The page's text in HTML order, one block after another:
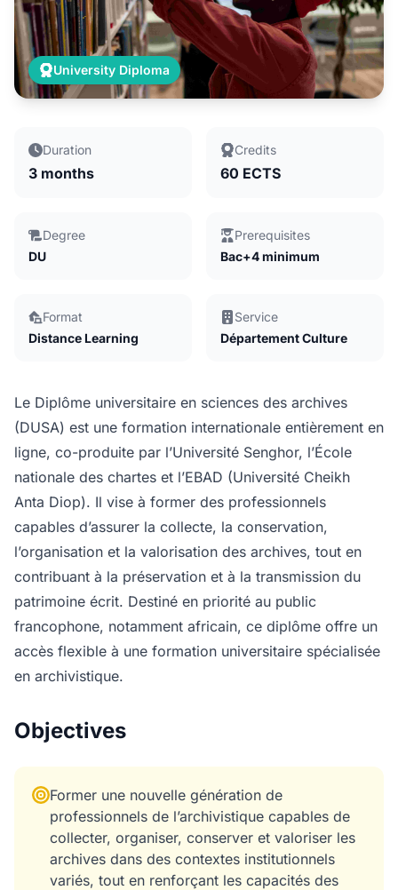
University Diploma
Duration
3 months
Credits
60 ECTS
Degree
DU
Prerequisites
Bac+4 minimum
Format
Distance Learning
Service
Département Culture
Le Diplôme universitaire en sciences des archives
(DUSA) est une formation internationale entièrement en
ligne, co-produite par l’Université Senghor, l’École
nationale des chartes et l’EBAD (Université Cheikh
Anta Diop). Il vise à former des professionnels
capables d’assurer la collecte, la conservation,
l’organisation et la valorisation des archives, tout en
contribuant à la préservation et à la transmission du
patrimoine écrit. Destiné en priorité au public
francophone, notamment africain, ce diplôme offre un
accès flexible à une formation universitaire spécialisée
en archivistique.
Objectives
Former une nouvelle génération de
professionnels de l’archivistique capables de
collecter, organiser, conserver et valoriser les
archives dans des contextes institutionnels
variés, tout en renforçant les capacités des